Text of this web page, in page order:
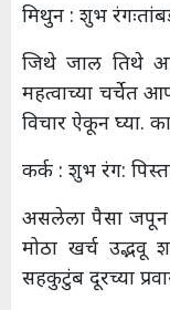
मिथुन : शुभ
जिथे जाल तिथे
महत्वाच्या चर्चेत
विचार ऐकून घ्या.
कर्क : शुभ रंग:
असलेला पैसा जपून
मोठा खर्च उद्भवू
सहकुटुंब दूरच्या